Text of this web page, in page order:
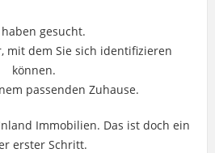
haben gesucht.
mit dem Sie sich identifizieren
können.
passenden Zuhause.
Immobilien. Das ist doch ein
erster Schritt.